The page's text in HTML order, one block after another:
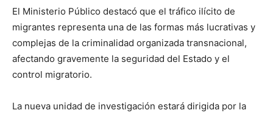
El Ministerio Público destacó que el tráfico ilícito de
migrantes representa una de las formas más lucrativas y
complejas de la criminalidad organizada transnacional,
afectando gravemente la seguridad del Estado y el
control migratorio.
La nueva unidad de investigación estará dirigida por la